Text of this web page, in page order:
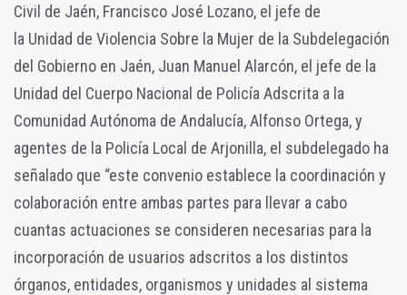
Civil de Jaén, Francisco José Lozano, el jefe de
la Unidad de Violencia Sobre la Mujer de la Subdelegación
del Gobierno en Jaén, Juan Manuel Alarcón, el jefe de la
Unidad del Cuerpo Nacional de Policía Adscrita a la
Comunidad Autónoma de Andalucía, Alfonso Ortega, y
agentes de la Policía Local de Arjonilla, el subdelegado ha
señalado que “este convenio establece la coordinación y
colaboración entre ambas partes para llevar a cabo
cuantas actuaciones se consideren necesarias para la
incorporación de usuarios adscritos a los distintos
órganos, entidades, organismos y unidades al sistema